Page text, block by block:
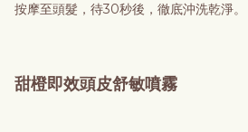
按摩至頭髮，待30秒後，徹底沖洗乾淨。
甜橙即效頭皮舒敏噴霧